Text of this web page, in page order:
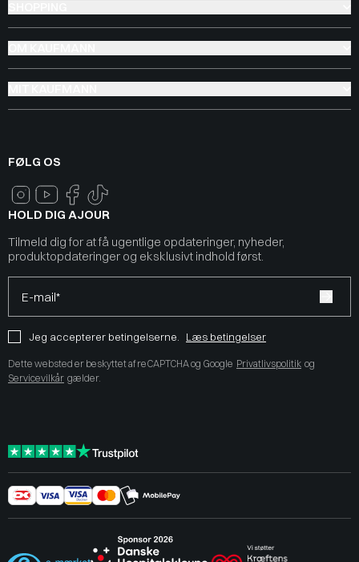
FØLG OS
HOLD DIG AJOUR
Tilmeld dig for at få ugentlige opdateringer, nyheder,
produktopdateringer og eksklusivt indhold først.
E-mail*
Jeg accepterer betingelserne. Læs betingelser
Dette websted er beskyttet af reCAPTCHA og Google Privatlivspolitik og
Servicevilkår gælder.